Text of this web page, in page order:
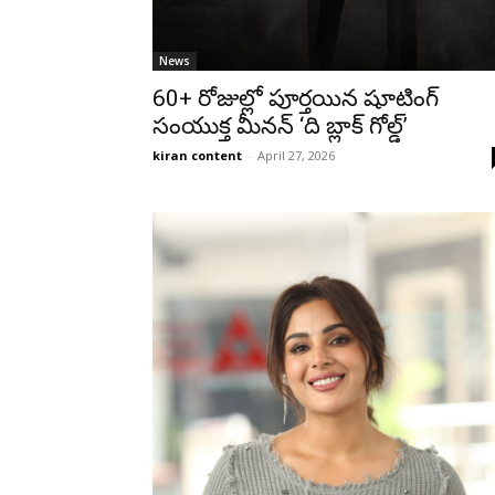
News
60+ రోజుల్లో పూర్తయిన షూటింగ్
సంయుక్త మీనన్ ‘ది బ్లాక్ గోల్డ్’
kiran content - April 27, 2026